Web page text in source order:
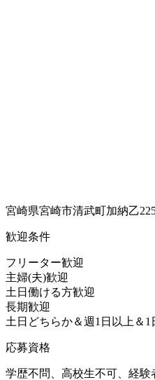
宮崎県宮崎市清武町加納乙
歓迎条件
フリーター歓迎
主婦(夫)歓迎
土日働ける方歓迎
長期歓迎
土日どちらか＆週1日以上＆
応募資格
学歴不問、高校生不可、経験